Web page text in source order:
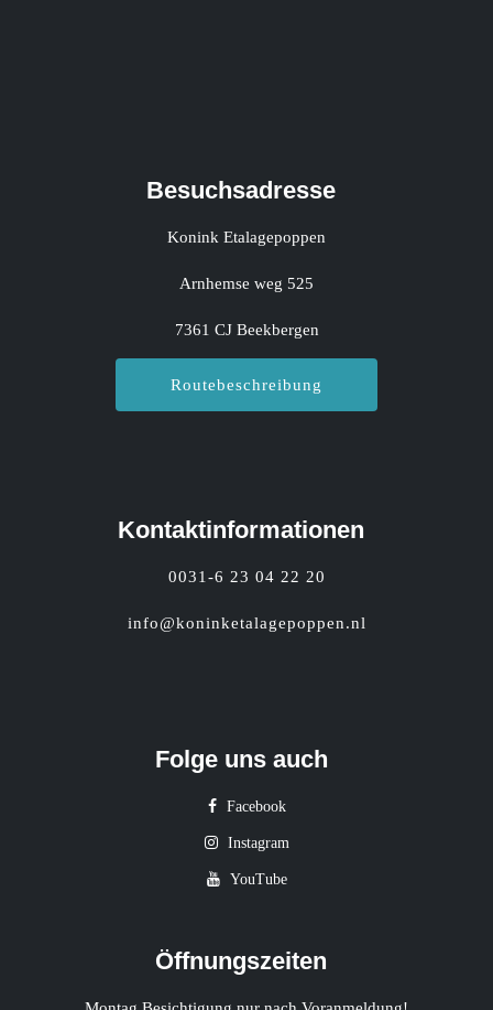
Besuchsadresse
Konink Etalagepoppen
Arnhemse weg 525
7361 CJ Beekbergen
Routebeschreibung
Kontaktinformationen
0031-6 23 04 22 20
info@koninketalagepoppen.nl
Folge uns auch
Facebook
Instagram
YouTube
Öffnungszeiten